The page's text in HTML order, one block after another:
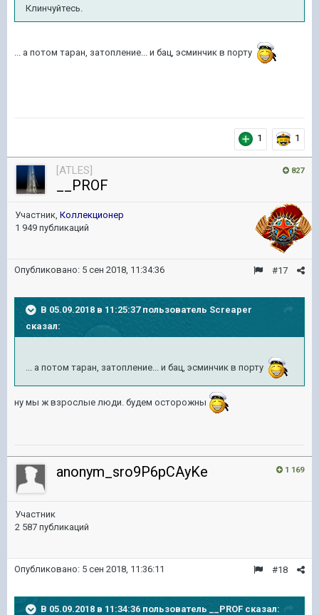
Клинчуйтесь.
... а потом таран, затопление... и бац, эсминчик в порту
1 1
827
[ATLES]
__PROF
Участник, Коллекционер
1 949 публикаций
#17
Опубликовано: 5 сен 2018, 11:34:36
В 05.09.2018 в 11:25:37 пользователь Screaper
сказал:
... а потом таран, затопление... и бац, эсминчик в порту
ну мы ж взрослые люди. будем осторожны
1 169
anonym_sro9P6pCAyKe
Участник
2 587 публикаций
#18
Опубликовано: 5 сен 2018, 11:36:11
В 05.09.2018 в 11:34:36 пользователь __PROF сказал: